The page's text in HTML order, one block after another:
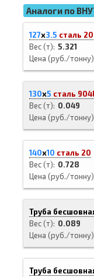
Аналоги по
127х3.5 сталь 20
Вес (т) 5.321
Цена (руб./тонну)
130х5 сталь
Вес (т)
0.049
Цена (руб./тонну)
140х10 сталь 20
Вес (т)
0.728
Цена (руб./тонну)
Труба
Вес (т)
0.089
Цена (руб./тонну)
Труба